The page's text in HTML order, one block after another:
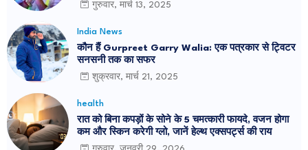
गुरुवार, मार्च 13, 2025
India News
कौन हैं Gurpreet Garry Walia: एक पत्रकार से ट्विटर
सनसनी तक का सफर
शुक्रवार, मार्च 21, 2025
health
रात को बिना कपड़ों के सोने के 5 चमत्कारी फायदे, वजन होगा
कम और स्किन करेगी ग्लो, जानें हेल्थ एक्सपर्ट्स की राय